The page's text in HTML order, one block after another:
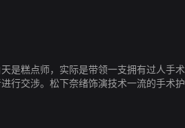
是糕点师，实际是带领一支拥有过人手
行交涉。松下奈绪饰演技术一流的手术